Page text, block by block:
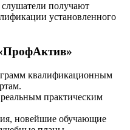
получают
установленного
квалификационным
практическим
новейшие обучающие